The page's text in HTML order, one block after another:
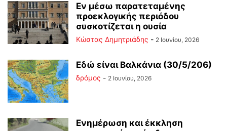
Εν μέσω παρατεταμένης
προεκλογικής περιόδου
συσκοτίζεται η ουσία
Kώστας Δημητριάδης - 2 Ιουνίου, 2026
Εδώ είναι Βαλκάνια (30/5/206)
δρόμος - 2 Ιουνίου, 2026
Ενημέρωση και έκκληση